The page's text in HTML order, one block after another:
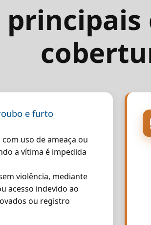
e furto
uso de ameaça ou
a vítima é impedida
violência, mediante
acesso indevido ao
ou registro